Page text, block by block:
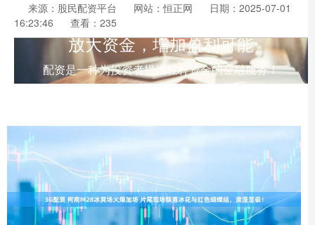
来源：股民配资平台 网站：恒正网
日期：2025-07-01
16:23:46
查看：235
放大资金，增加盈利可能
配资是一种为投资者提供杠杆资金的金融服务！